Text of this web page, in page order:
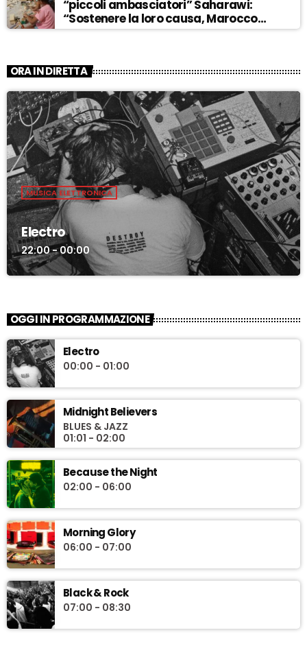
“piccoli ambasciatori” Saharawi:
“Sostenere la loro causa, Marocco
sempre più invadente” – ASCOLTA
ORA IN DIRETTA
MUSICA ELETTRONICA
Electro
22:00 - 00:00
OGGI IN PROGRAMMAZIONE
Electro
00:00 - 01:00
Midnight Believers
BLUES & JAZZ
01:01 - 02:00
Because the Night
02:00 - 06:00
Morning Glory
06:00 - 07:00
Black & Rock
07:00 - 08:30